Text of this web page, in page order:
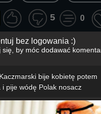
5 0
bez logowania :)
się, by móc dodawać
bije kobietę potem
i pije wódę Polak nosacz